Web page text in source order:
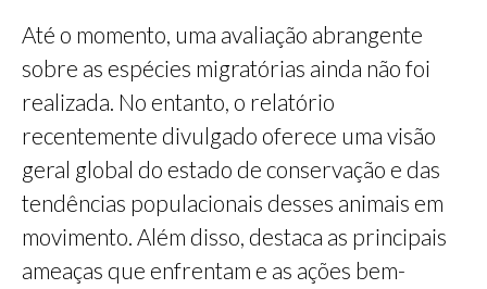
Até o momento, uma avaliação abrangente
sobre as espécies migratórias ainda não foi
realizada. No entanto, o relatório
recentemente divulgado oferece uma visão
geral global do estado de conservação e das
tendências populacionais desses animais em
movimento. Além disso, destaca as principais
ameaças que enfrentam e as ações bem-